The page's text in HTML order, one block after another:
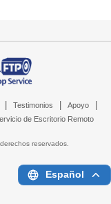
Testimonios Apoyo
de Escritorio Remoto
reservados.
Español